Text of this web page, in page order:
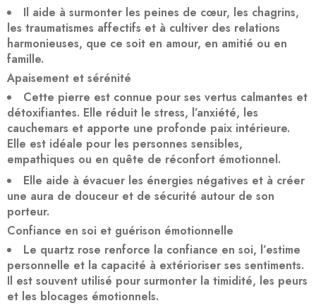
Il aide à surmonter les peines de cœur, les chagrins,
les traumatismes affectifs et à cultiver des relations
harmonieuses, que ce soit en amour, en amitié ou en
famille.
Apaisement et sérénité
Cette pierre est connue pour ses vertus calmantes et
détoxifiantes. Elle réduit le stress, l’anxiété, les
cauchemars et apporte une profonde paix intérieure.
Elle est idéale pour les personnes sensibles,
empathiques ou en quête de réconfort émotionnel.
Elle aide à évacuer les énergies négatives et à créer
une aura de douceur et de sécurité autour de son
porteur.
Confiance en soi et guérison émotionnelle
Le quartz rose renforce la confiance en soi, l’estime
personnelle et la capacité à extérioriser ses sentiments.
Il est souvent utilisé pour surmonter la timidité, les peurs
et les blocages émotionnels.